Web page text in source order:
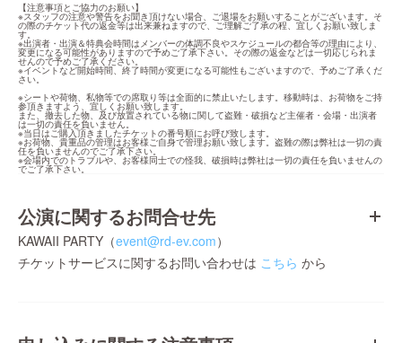
【注意事項とご協力のお願い】
※スタッフの注意や警告をお聞き頂けない場合、ご退場をお願いすることがございます。そ
の際のチケット代の返金等は出来兼ねますので、ご理解ご了承の程、宜しくお願い致しま
す。
※出演者・出演＆特典会時間はメンバーの体調不良やスケジュールの都合等の理由により、
変更になる可能性がありますので予めご了承下さい。その際の返金などは一切応じられま
せんので予めご了承ください。
※イベントなど開始時間、終了時間が変更になる可能性もございますので、予めご了承くだ
さい。
※シートや荷物、私物等での席取り等は全面的に禁止いたします。移動時は、お荷物をご持
参頂きますよう、宜しくお願い致します。
また、撤去した物、及び放置されている物に関して盗難・破損など主催者・会場・出演者
は一切の責任を負いません。
※当日はご購入頂きましたチケットの番号順にお呼び致します。
※お荷物、貴重品の管理はお客様ご自身で管理お願い致します。盗難の際は弊社は一切の責
任を負いませんのでご了承下さい。
※会場内でのトラブルや、お客様同士での怪我、破損時は弊社は一切の責任を負いませんの
でご了承下さい。
公演に関するお問合せ先
KAWAII PARTY（event@rd-ev.com）
チケットサービスに関するお問い合わせは こちら から